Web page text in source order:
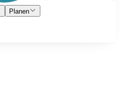
Planen